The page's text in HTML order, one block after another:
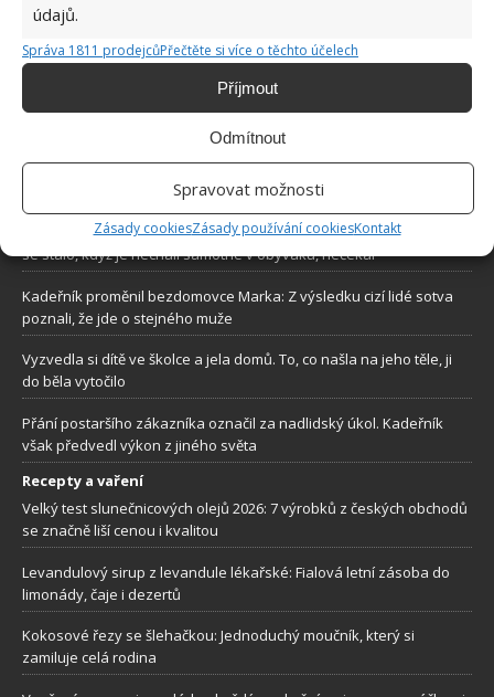
údajů.
Správa 1811 prodejcůPřečtěte si více o těchto účelech
Příjmout
Odmítnout
Spravovat možnosti
Zásady cookiesZásady používání cookiesKontakt
Sháníte zajímavé tipy jak vylepšit Váš domov? Originální nápady,
aktuální trendy, praktické rady i inspirativní fotografie najdete na
stránkách internetového magazínu
Nejčastější důvody, proč listy orchidejí žloutnou: Špatná zálivka,
plíseň i nedostatek živin
Obával se, že pitbul jeho manželky, ublíží novorozené dceři. To, co
se stalo, když je nechali samotné v obýváku, nečekal
Kadeřník proměnil bezdomovce Marka: Z výsledku cizí lidé sotva
poznali, že jde o stejného muže
Vyzvedla si dítě ve školce a jela domů. To, co našla na jeho těle, ji
do běla vytočilo
Přání postaršího zákazníka označil za nadlidský úkol. Kadeřník
však předvedl výkon z jiného světa
Recepty a vaření
Velký test slunečnicových olejů 2026: 7 výrobků z českých obchodů
se značně liší cenou i kvalitou
Levandulový sirup z levandule lékařské: Fialová letní zásoba do
limonády, čaje i dezertů
Kokosové řezy se šlehačkou: Jednoduchý moučník, který si
zamiluje celá rodina